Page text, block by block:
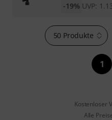
UVP:
-19%
50 Produkte
1
Kostenloser
Alle